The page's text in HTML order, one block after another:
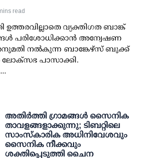
read
വ്യക്തിഗത ബാങ്ക്
പരിശോധിക്കാന്‍ അന്വേഷണ
നല്‍കുന്ന ബാങ്കേഴ്സ് ബുക്ക്
പാസാക്കി.
അതിര്‍ത്തി ഗ്രാമങ്ങള്‍ സൈനിക
താവളങ്ങളാക്കുന്നു; ടിബറ്റിലെ
സാംസ്‌കാരിക അധിനിവേശവും
സൈനിക നീക്കവും
ശക്തിപ്പെടുത്തി ചൈന